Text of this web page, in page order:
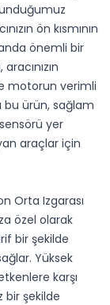
ön kısmının
önemli bir
motorun verimli
bu ürün, sağlam
yer
araçlar için
Orta Izgarası
özel olarak
bir şekilde
Yüksek
karşı
bir şekilde